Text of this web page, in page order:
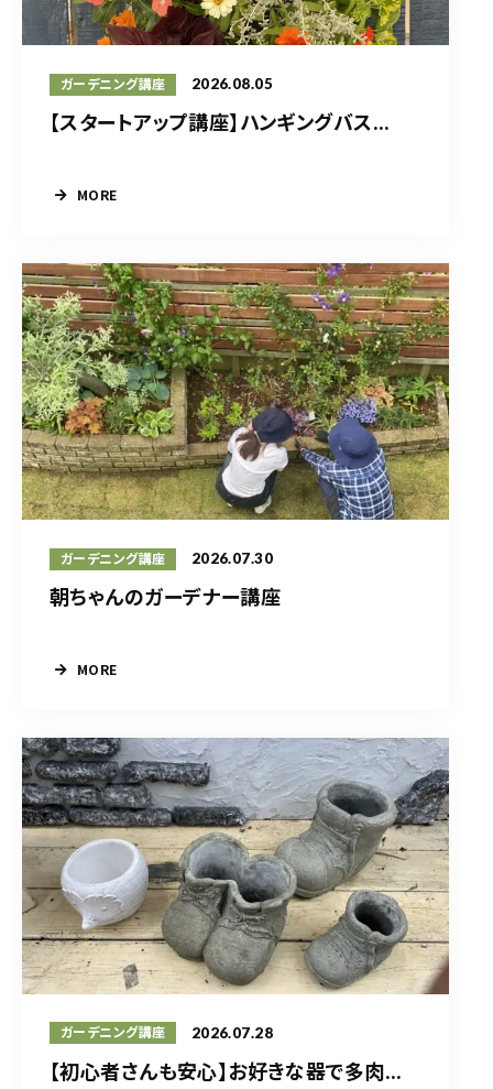
ガーデニング講座 2026.08.05
【スタートアップ講座】ハンギングバス...
MORE
ガーデニング講座 2026.07.30
朝ちゃんのガーデナー講座
MORE
ガーデニング講座 2026.07.28
【初心者さんも安心】お好きな器で多肉...